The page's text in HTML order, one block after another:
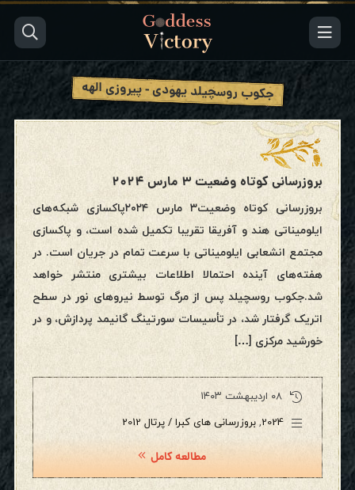
جکوب روسچیلد یهودی - پیروزی الهه
بروزرسانی کوتاه وضعیت ۳ مارس ۲۰۲۴
بروزرسانی کوتاه وضعیت۳ مارس ۲۰۲۴پاکسازی شبکه‌های
ایلومیناتی هند و آفریقا تقریبا تکمیل شده است، و پاکسازی
مجتمع انشعابی ایلومیناتی با سرعت تمام در جریان است. در
هفته‌های آینده احتمالا اطلاعات بیشتری منتشر خواهد
شد.جکوب روسچیلد پس از مرگ توسط نیروهای نور در سطح
اتریک گرفتار شد، در تأسیسات سورتینگ گانیمد پردازش، و در
خورشید مرکزی […]
۰۸ اردیبهشت ۱۴۰۳
2024
, بروزرسانی های کبرا / پرتال 2012
مطالعه کامل